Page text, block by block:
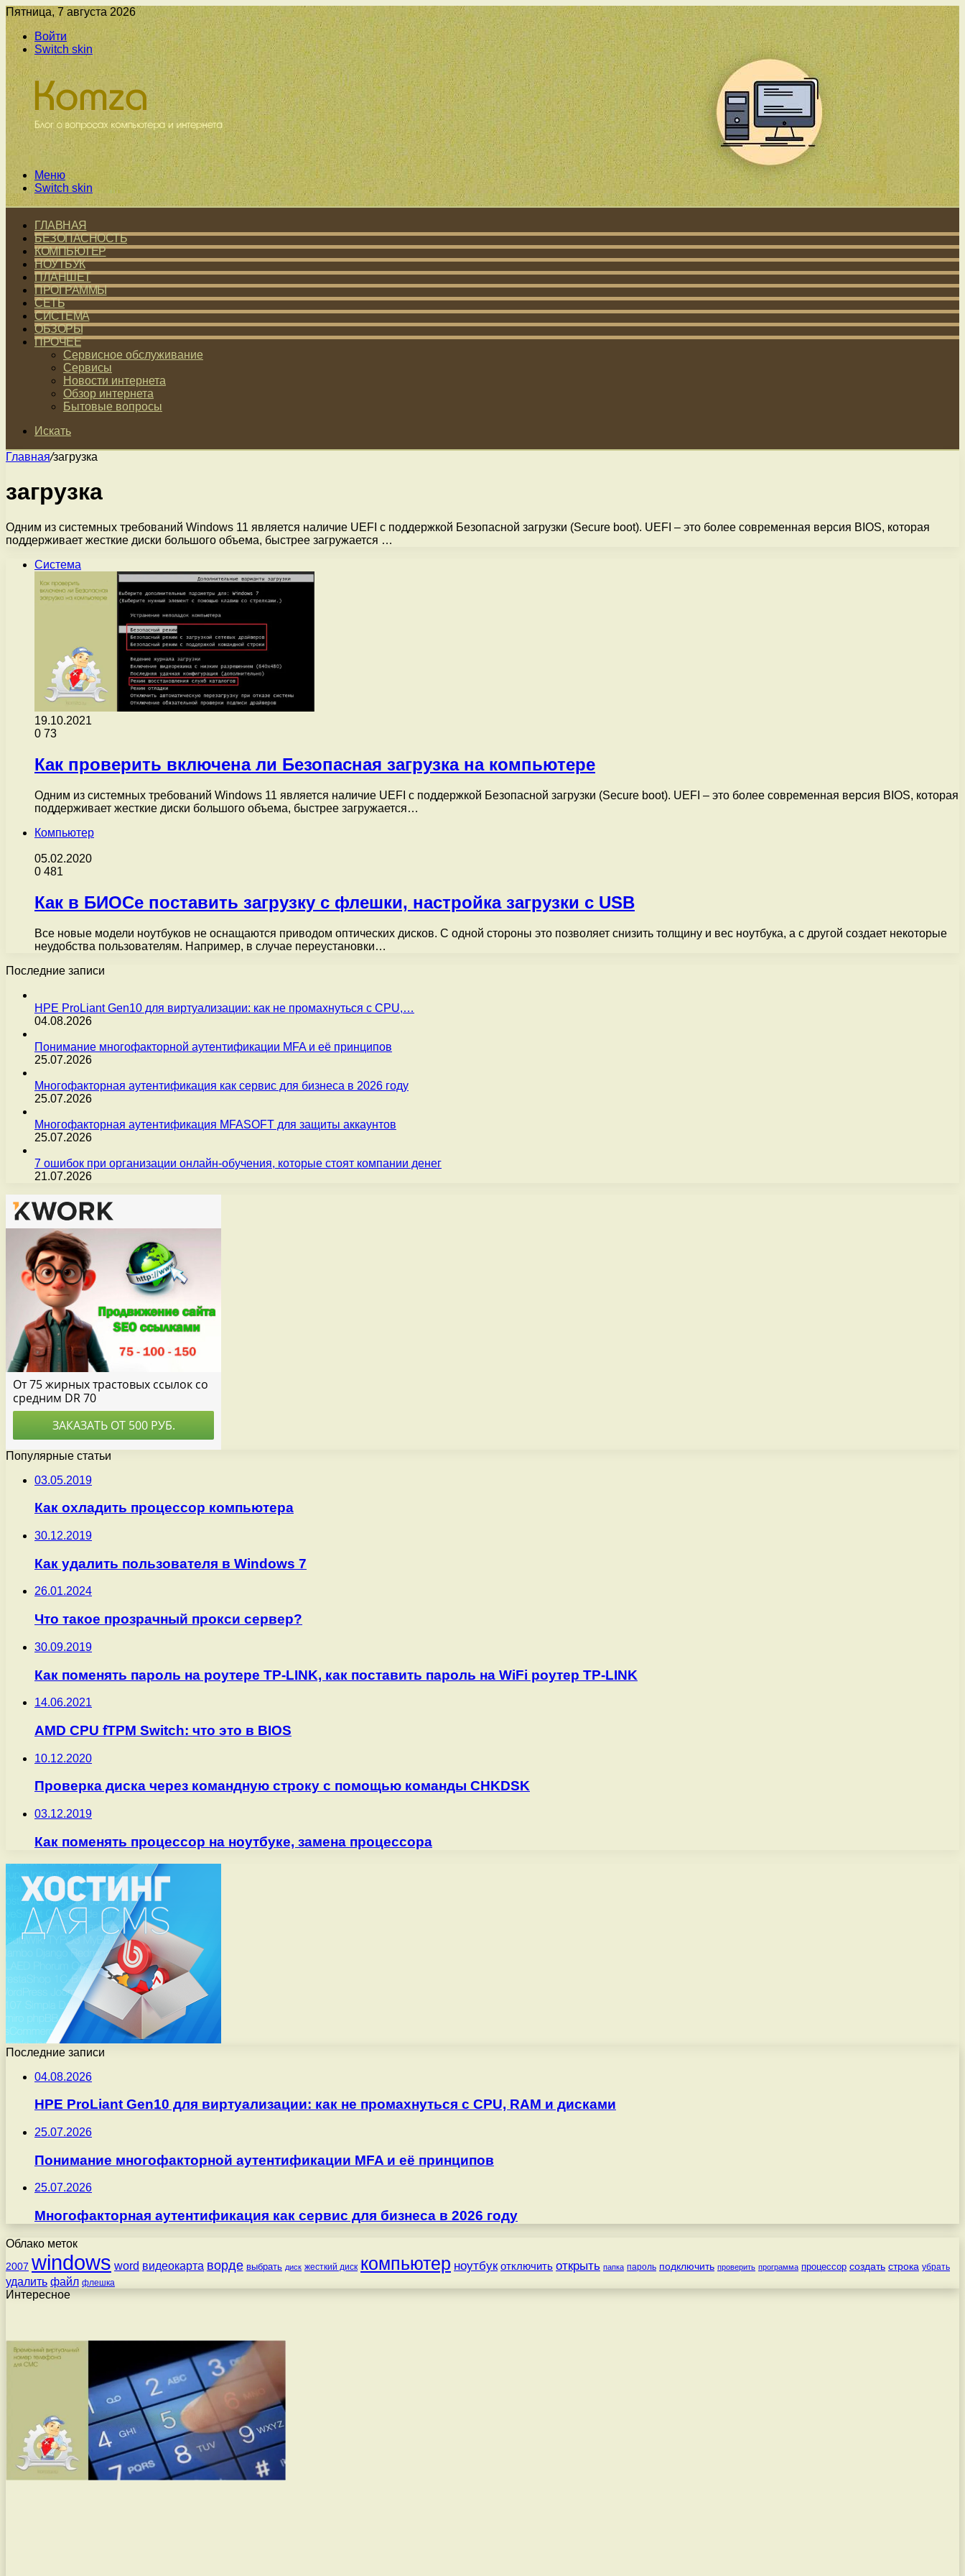
Пятница, 7 августа 2026
Войти
Switch skin
Меню
Switch skin
ГЛАВНАЯ
БЕЗОПАСНОСТЬ
КОМПЬЮТЕР
НОУТБУК
ПЛАНШЕТ
ПРОГРАММЫ
СЕТЬ
СИСТЕМА
ОБЗОРЫ
ПРОЧЕЕ
Сервисное обслуживание
Сервисы
Новости интернета
Обзор интернета
Бытовые вопросы
Искать
Главная/загрузка
загрузка
Одним из системных требований Windows 11 является наличие UEFI с поддержкой Безопасной загрузки (Secure boot). UEFI – это более современная версия BIOS, которая
поддерживает жесткие диски большого объема, быстрее загружается …
Система
19.10.2021
0 73
Как проверить включена ли Безопасная загрузка на компьютере
Одним из системных требований Windows 11 является наличие UEFI с поддержкой Безопасной загрузки (Secure boot). UEFI – это более современная версия BIOS, которая
поддерживает жесткие диски большого объема, быстрее загружается…
Компьютер
05.02.2020
0 481
Как в БИОСе поставить загрузку с флешки, настройка загрузки с USB
Все новые модели ноутбуков не оснащаются приводом оптических дисков. С одной стороны это позволяет снизить толщину и вес ноутбука, а с другой создает некоторые
неудобства пользователям. Например, в случае переустановки…
Последние записи
HPE ProLiant Gen10 для виртуализации: как не промахнуться с CPU,…
04.08.2026
Понимание многофакторной аутентификации MFA и её принципов
25.07.2026
Многофакторная аутентификация как сервис для бизнеса в 2026 году
25.07.2026
Многофакторная аутентификация MFASOFT для защиты аккаунтов
25.07.2026
7 ошибок при организации онлайн-обучения, которые стоят компании денег
21.07.2026
Популярные статьи
03.05.2019
Как охладить процессор компьютера
30.12.2019
Как удалить пользователя в Windows 7
26.01.2024
Что такое прозрачный прокси сервер?
30.09.2019
Как поменять пароль на роутере TP-LINK, как поставить пароль на WiFi роутер TP-LINK
14.06.2021
AMD CPU fTPM Switch: что это в BIOS
10.12.2020
Проверка диска через командную строку с помощью команды CHKDSK
03.12.2019
Как поменять процессор на ноутбуке, замена процессора
Последние записи
04.08.2026
HPE ProLiant Gen10 для виртуализации: как не промахнуться с CPU, RAM и дисками
25.07.2026
Понимание многофакторной аутентификации MFA и её принципов
25.07.2026
Многофакторная аутентификация как сервис для бизнеса в 2026 году
Облако меток
2007 windows word видеокарта ворде выбрать диск жесткий диск компьютер ноутбук отключить открыть папка пароль подключить проверить программа процессор создать строка убрать
удалить файл флешка
Интересное